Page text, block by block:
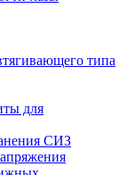
типа
для
СИЗ